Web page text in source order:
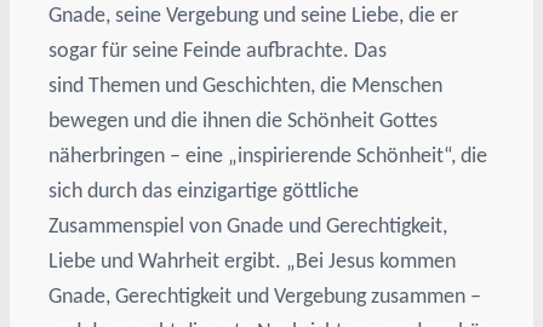
Gnade, seine Vergebung und seine Liebe, die er
sogar für seine Feinde aufbrachte. Das
sind Themen und Geschichten, die Menschen
bewegen und die ihnen die Schönheit Gottes
näherbringen – eine „inspirierende Schönheit“, die
sich durch das einzigartige göttliche
Zusammenspiel von Gnade und Gerechtigkeit,
Liebe und Wahrheit ergibt. „Bei Jesus kommen
Gnade, Gerechtigkeit und Vergebung zusammen –